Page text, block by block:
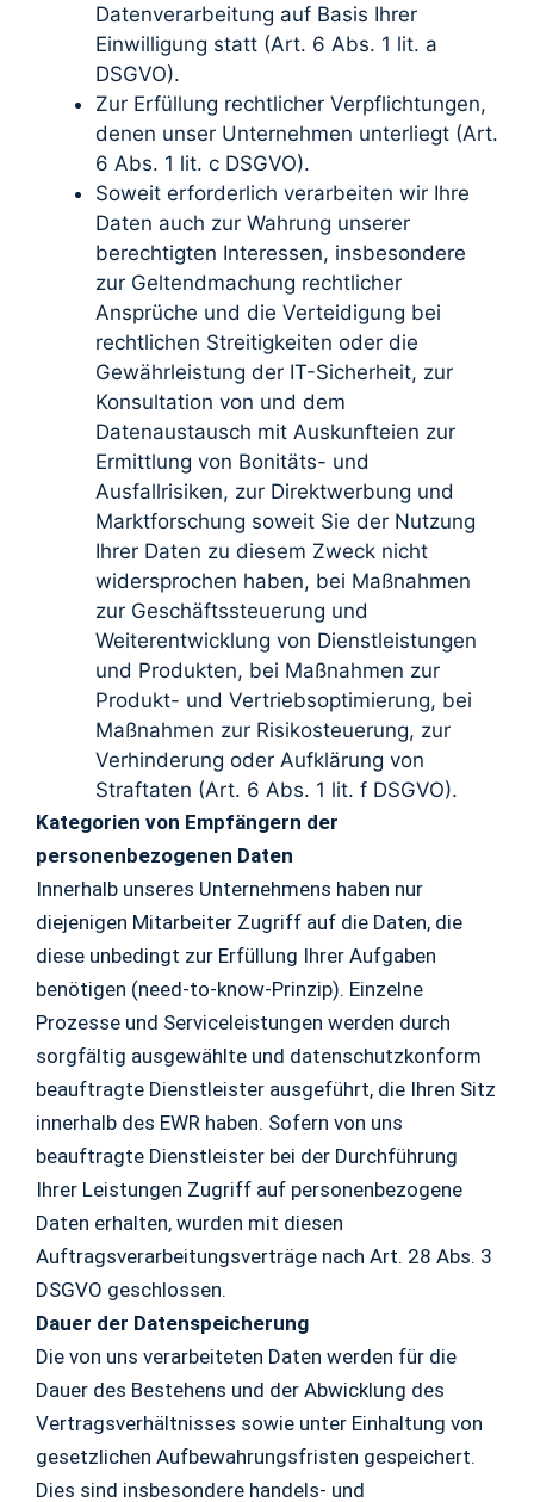
Datenverarbeitung auf Basis Ihrer
Einwilligung statt (Art. 6 Abs. 1 lit. a
DSGVO).
Zur Erfüllung rechtlicher Verpflichtungen,
denen unser Unternehmen unterliegt (Art.
6 Abs. 1 lit. c DSGVO).
Soweit erforderlich verarbeiten wir Ihre
Daten auch zur Wahrung unserer
berechtigten Interessen, insbesondere
zur Geltendmachung rechtlicher
Ansprüche und die Verteidigung bei
rechtlichen Streitigkeiten oder die
Gewährleistung der IT-Sicherheit, zur
Konsultation von und dem
Datenaustausch mit Auskunfteien zur
Ermittlung von Bonitäts- und
Ausfallrisiken, zur Direktwerbung und
Marktforschung soweit Sie der Nutzung
Ihrer Daten zu diesem Zweck nicht
widersprochen haben, bei Maßnahmen
zur Geschäftssteuerung und
Weiterentwicklung von Dienstleistungen
und Produkten, bei Maßnahmen zur
Produkt- und Vertriebsoptimierung, bei
Maßnahmen zur Risikosteuerung, zur
Verhinderung oder Aufklärung von
Straftaten (Art. 6 Abs. 1 lit. f DSGVO).
Kategorien von Empfängern der
personenbezogenen Daten
Innerhalb unseres Unternehmens haben nur
diejenigen Mitarbeiter Zugriff auf die Daten, die
diese unbedingt zur Erfüllung Ihrer Aufgaben
benötigen (need-to-know-Prinzip). Einzelne
Prozesse und Serviceleistungen werden durch
sorgfältig ausgewählte und datenschutzkonform
beauftragte Dienstleister ausgeführt, die Ihren Sitz
innerhalb des EWR haben. Sofern von uns
beauftragte Dienstleister bei der Durchführung
Ihrer Leistungen Zugriff auf personenbezogene
Daten erhalten, wurden mit diesen
Auftragsverarbeitungsverträge nach Art. 28 Abs. 3
DSGVO geschlossen.
Dauer der Datenspeicherung
Die von uns verarbeiteten Daten werden für die
Dauer des Bestehens und der Abwicklung des
Vertragsverhältnisses sowie unter Einhaltung von
gesetzlichen Aufbewahrungsfristen gespeichert.
Dies sind insbesondere handels- und